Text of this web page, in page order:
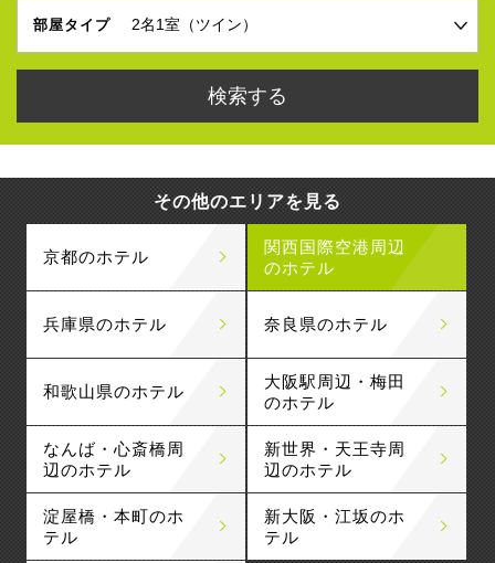
部屋タイプ
その他のエリアを見る
京都のホテル
関西国際空港周辺
のホテル
兵庫県のホテル 奈良県のホテル
和歌山県のホテル
大阪駅周辺・梅田
のホテル
なんば・心斎橋周
辺のホテル
新世界・天王寺周
辺のホテル
淀屋橋・本町のホ
テル
新大阪・江坂のホ
テル